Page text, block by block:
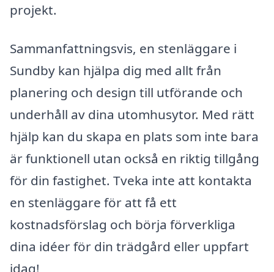
projekt.
Sammanfattningsvis, en stenläggare i
Sundby kan hjälpa dig med allt från
planering och design till utförande och
underhåll av dina utomhusytor. Med rätt
hjälp kan du skapa en plats som inte bara
är funktionell utan också en riktig tillgång
för din fastighet. Tveka inte att kontakta
en stenläggare för att få ett
kostnadsförslag och börja förverkliga
dina idéer för din trädgård eller uppfart